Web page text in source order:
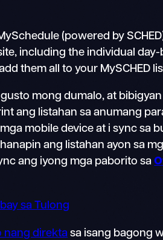
(powered by
including the individual
them all to your MySCHED
mong dumalo, at
ang listahan sa anumang
mobile device at i sync sa
ang listahan ayon sa
ang iyong mga paborito sa
sa Tulong
nang direkta sa isang bagong